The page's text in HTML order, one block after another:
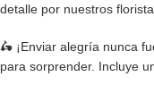
detalle por nuestros
🛵 ¡Enviar alegría nunca
para sorprender. Incluye